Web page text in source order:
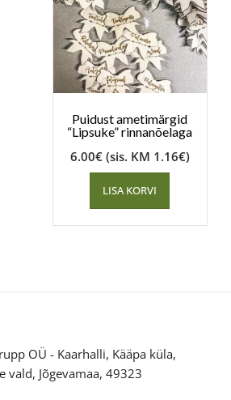
Puidust ametimärgid
“Lipsuke” rinnanõelaga
6.00€ (sis. KM 1.16€)
LISA KORVI
OÜ - Kaarhalli, Kääpa küla,
vald, Jõgevamaa, 49323